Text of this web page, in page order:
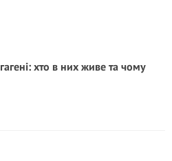
хто в них живе та чому